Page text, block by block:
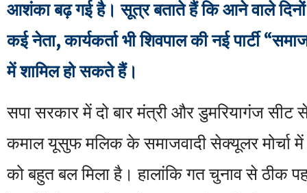
आशंका बढ़ गई है। सूत्र बताते हैं कि आने वाले दिनों
कई नेता, कार्यकर्ता भी शिवपाल की नई पार्टी
में शामिल हो सकते हैं।
सपा सरकार में दो बार मंत्री और डुमरियागंज सीट
कमाल यूसुफ मलिक के समाजवादी सेक्यूलर मोर्चा में
को बहुत बल मिला है। हालांकि गत चुनाव से ठीक